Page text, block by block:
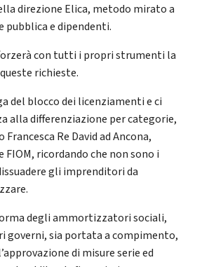
direzione Elica, metodo mirato a
pubblica e dipendenti.
con tutti i propri strumenti la
richieste.
del blocco dei licenziamenti e ci
alla differenziazione per categorie,
Re David ad Ancona,
ricordando che non sono i
gli imprenditori da
degli ammortizzatori sociali,
governi, sia portata a compimento,
di misure serie ed